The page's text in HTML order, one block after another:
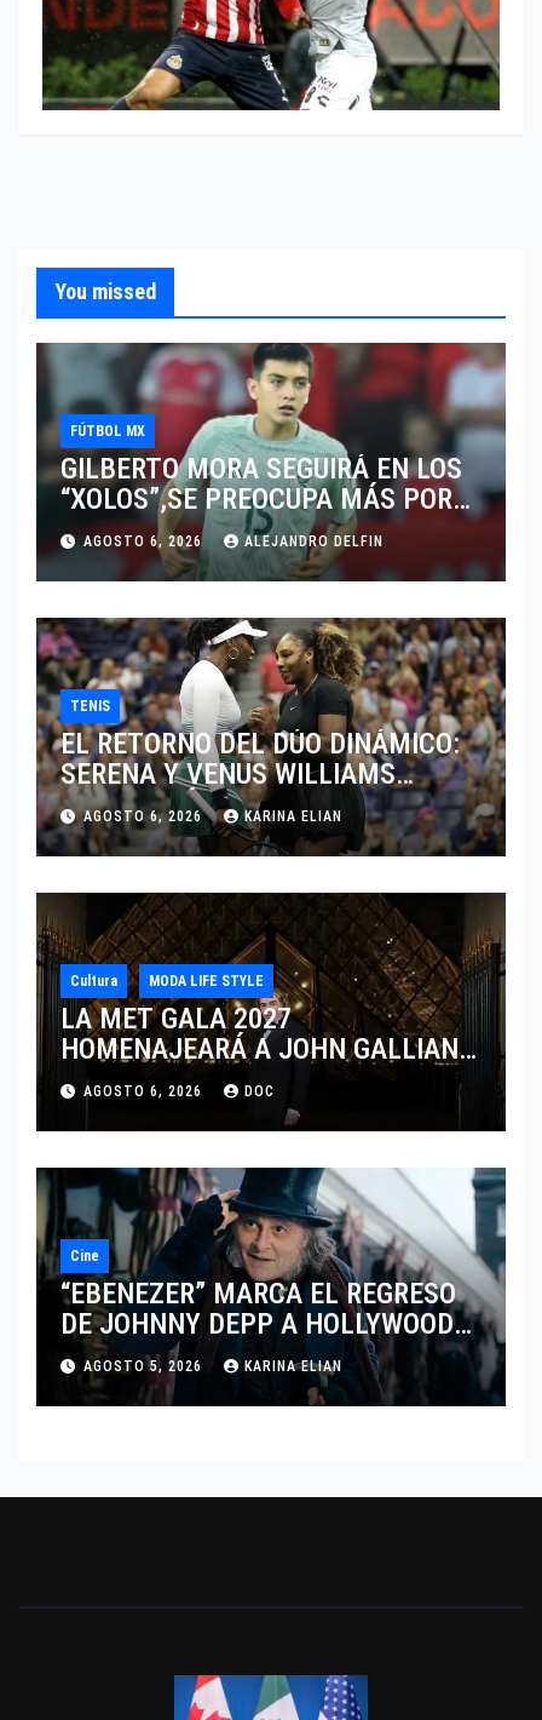
You missed
FÚTBOL MX
GILBERTO MORA SEGUIRÁ EN LOS
“XOLOS”,SE PREOCUPA MÁS POR
JUGAR EN SU EQUIPO.
AGOSTO 6, 2026 ALEJANDRO DELFIN
TENIS
EL RETORNO DEL DÚO DINÁMICO:
SERENA Y VENUS WILLIAMS
DISPUTARÁN LOS DOBLES EN
CINCINNATI 2026
AGOSTO 6, 2026 KARINA ELIAN
Cultura MODA LIFE STYLE
LA MET GALA 2027
HOMENAJEARÁ A JOHN GALLIANO
MARCANDO EL REGRESO DEL REY
DEL DRAMATISMO
AGOSTO 6, 2026 DOC
Cine
“EBENEZER” MARCA EL REGRESO
DE JOHNNY DEPP A HOLLYWOOD
TRAS SU PASO POR EL CINE
INDEPENDIENTE EUROPEO
AGOSTO 5, 2026 KARINA ELIAN